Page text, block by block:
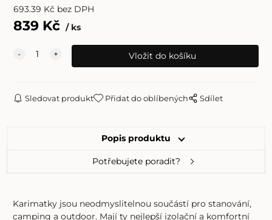
693.39 Kč bez DPH
839Kč ks
Sledovat produkt Přidat do oblíbených Sdílet
Popis produktu
Potřebujete poradit?
Karimatky jsou neodmyslitelnou součástí pro stanování,
camping a outdoor. Mají ty nejlepší izolační a komfortní